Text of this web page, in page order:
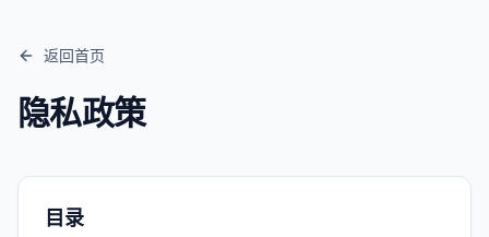
返回首页
隐私政策
目录